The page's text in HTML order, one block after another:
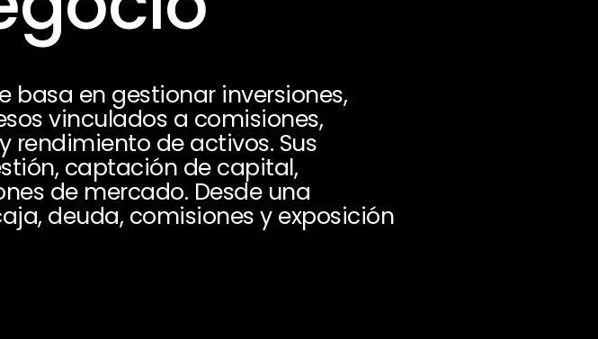
basa en gestionar inversiones,
vinculados a comisiones,
rendimiento de activos. Sus
captación de capital,
de mercado. Desde una
deuda, comisiones y exposición